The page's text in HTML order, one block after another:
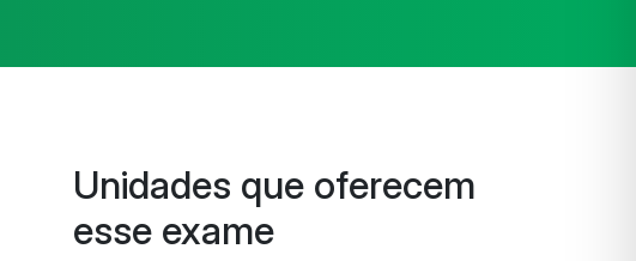
Unidades que oferecem
esse exame